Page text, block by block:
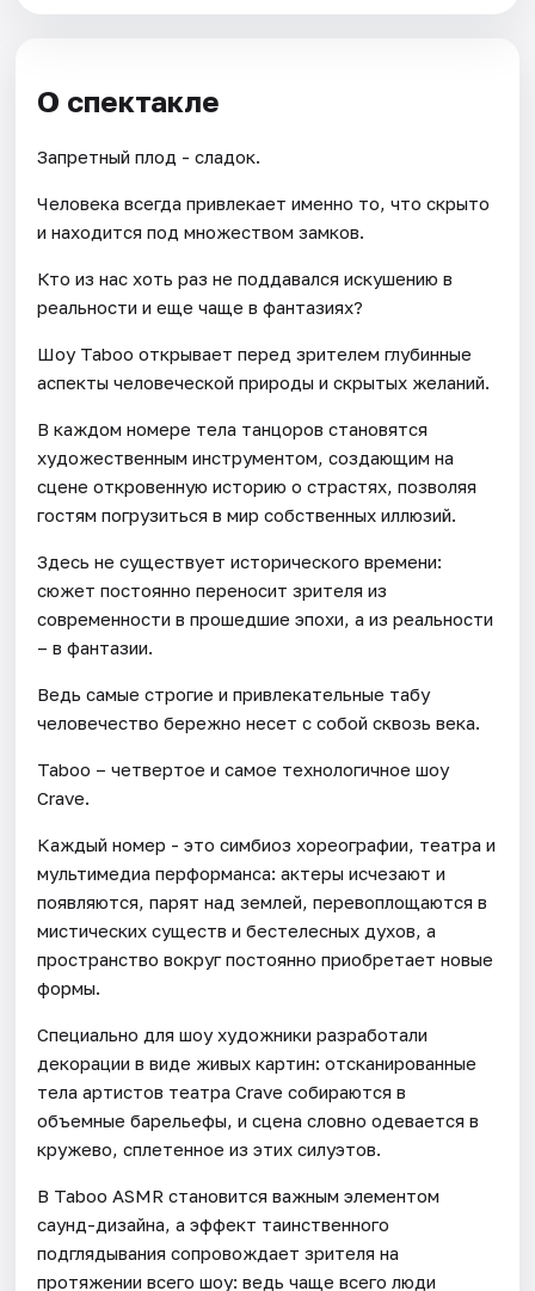
О спектакле
Запретный плод - сладок.
Человека всегда привлекает именно то, что скрыто
и находится под множеством замков.
Кто из нас хоть раз не поддавался искушению в
реальности и еще чаще в фантазиях?
Шоу Taboo открывает перед зрителем глубинные
аспекты человеческой природы и скрытых желаний.
В каждом номере тела танцоров становятся
художественным инструментом, создающим на
сцене откровенную историю о страстях, позволяя
гостям погрузиться в мир собственных иллюзий.
Здесь не существует исторического времени:
сюжет постоянно переносит зрителя из
современности в прошедшие эпохи, а из реальности
– в фантазии.
Ведь самые строгие и привлекательные табу
человечество бережно несет с собой сквозь века.
Taboo – четвертое и самое технологичное шоу
Crave.
Каждый номер - это симбиоз хореографии, театра и
мультимедиа перформанса: актеры исчезают и
появляются, парят над землей, перевоплощаются в
мистических существ и бестелесных духов, а
пространство вокруг постоянно приобретает новые
формы.
Специально для шоу художники разработали
декорации в виде живых картин: отсканированные
тела артистов театра Crave собираются в
объемные барельефы, и сцена словно одевается в
кружево, сплетенное из этих силуэтов.
В Taboo ASMR становится важным элементом
саунд-дизайна, а эффект таинственного
подглядывания сопровождает зрителя на
протяжении всего шоу: ведь чаще всего люди